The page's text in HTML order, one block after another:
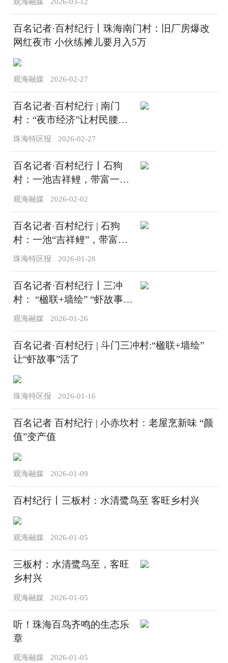
百名记者·百村纪行丨珠海南门村：旧厂房爆改
网红夜市 小伙练摊儿要月入5万
观海融媒 2026-02-27
百名记者·百村纪行 | 南门
村：“夜市经济”让村民腰包
鼓起来
珠海特区报 2026-02-27
百名记者·百村纪行丨石狗
村：一池吉祥鲤，带富一条
村！
观海融媒 2026-02-02
百名记者·百村纪行 | 石狗
村：一池“吉祥鲤”，带富一
条村
珠海特区报 2026-01-28
百名记者·百村纪行丨三冲
村： “楹联+墙绘” “虾故事”
活起来
观海融媒 2026-01-26
百名记者·百村纪行 | 斗门三冲村:“楹联+墙绘”
让“虾故事”活了
珠海特区报 2026-01-16
百名记者 百村纪行 | 小赤坎村：老屋烹新味 “颜
值”变产值
观海融媒 2026-01-09
百村纪行丨三板村：水清鹭鸟至 客旺乡村兴
观海融媒 2026-01-05
三板村：水清鹭鸟至，客旺
乡村兴
观海融媒 2026-01-05
听！珠海百鸟齐鸣的生态乐
章
观海融媒 2026-01-05